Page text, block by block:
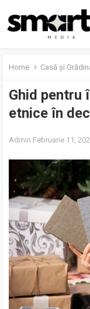
Home Casă și
Ghid pentru
etnice în
Admin Februarie 11,